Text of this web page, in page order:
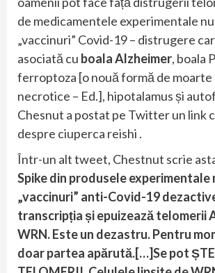
de medicamentele experimentale
„vaccinuri” Covid-19 – distrugere
asociată cu boala Alzheimer, boala
ferroptoza [o nouă formă de moarte
necrotice – Ed.], hipotalamus și
Chesnut a postat pe Twitter un link
despre ciuperca reishi .
Într-un alt tweet, Chestnut scrie
Spike din produsele experimentale
„vaccinuri” anti-Covid-19
transcripția și epuizează telomerii
WRN. Este un dezastru. Pentru
doar partea apărută.[…]Se pot